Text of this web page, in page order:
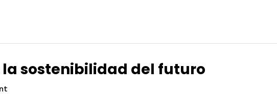
sostenibilidad del futuro